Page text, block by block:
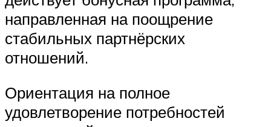
направленная на поощрение
стабильных партнёрских
отношений.
Ориентация на полное
удовлетворение потребностей